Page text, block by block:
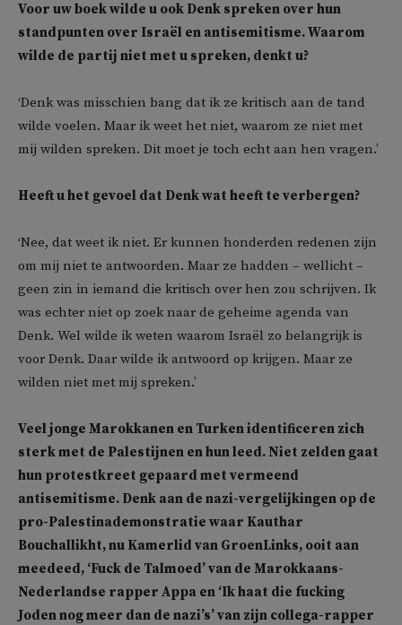
Voor uw boek wilde u ook Denk spreken over hun
standpunten over Israël en antisemitisme. Waarom
wilde de partij niet met u spreken, denkt u?
‘Denk was misschien bang dat ik ze kritisch aan de tand
wilde voelen. Maar ik weet het niet, waarom ze niet met
mij wilden spreken. Dit moet je toch echt aan hen vragen.’
Heeft u het gevoel dat Denk wat heeft te verbergen?
‘Nee, dat weet ik niet. Er kunnen honderden redenen zijn
om mij niet te antwoorden. Maar ze hadden – wellicht –
geen zin in iemand die kritisch over hen zou schrijven. Ik
was echter niet op zoek naar de geheime agenda van
Denk. Wel wilde ik weten waarom Israël zo belangrijk is
voor Denk. Daar wilde ik antwoord op krijgen. Maar ze
wilden niet met mij spreken.’
Veel jonge Marokkanen en Turken identificeren zich
sterk met de Palestijnen en hun leed. Niet zelden gaat
hun protestkreet gepaard met vermeend
antisemitisme. Denk aan de nazi-vergelijkingen op de
pro-Palestinademonstratie waar Kauthar
Bouchallikht, nu Kamerlid van GroenLinks, ooit aan
meedeed, ‘Fuck de Talmoed’ van de Marokkaans-
Nederlandse rapper Appa en ‘Ik haat die fucking
Joden nog meer dan de nazi’s’ van zijn collega-rapper